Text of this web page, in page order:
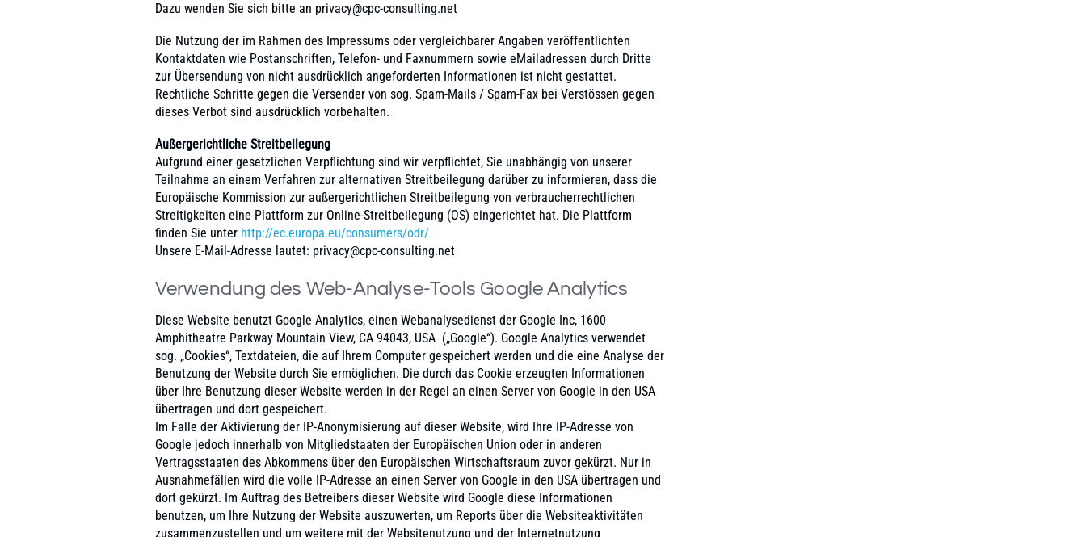
Dazu wenden Sie sich bitte an privacy@cpc-consulting.net
Die Nutzung der im Rahmen des Impressums oder vergleichbarer Angaben veröffentlichten
Kontaktdaten wie Postanschriften, Telefon- und Faxnummern sowie eMailadressen durch Dritte
zur Übersendung von nicht ausdrücklich angeforderten Informationen ist nicht gestattet.
Rechtliche Schritte gegen die Versender von sog. Spam-Mails / Spam-Fax bei Verstössen gegen
dieses Verbot sind ausdrücklich vorbehalten.
Außergerichtliche Streitbeilegung
Aufgrund einer gesetzlichen Verpflichtung sind wir verpflichtet, Sie unabhängig von unserer
Teilnahme an einem Verfahren zur alternativen Streitbeilegung darüber zu informieren, dass die
Europäische Kommission zur außergerichtlichen Streitbeilegung von verbraucherrechtlichen
Streitigkeiten eine Plattform zur Online-Streitbeilegung (OS) eingerichtet hat. Die Plattform
finden Sie unter http://ec.europa.eu/consumers/odr/
Unsere E-Mail-Adresse lautet: privacy@cpc-consulting.net
Verwendung des Web-Analyse-Tools Google Analytics
Diese Website benutzt Google Analytics, einen Webanalysedienst der Google Inc, 1600
Amphitheatre Parkway Mountain View, CA 94043, USA („Google“). Google Analytics verwendet
sog. „Cookies“, Textdateien, die auf Ihrem Computer gespeichert werden und die eine Analyse der
Benutzung der Website durch Sie ermöglichen. Die durch das Cookie erzeugten Informationen
über Ihre Benutzung dieser Website werden in der Regel an einen Server von Google in den USA
übertragen und dort gespeichert.
Im Falle der Aktivierung der IP-Anonymisierung auf dieser Website, wird Ihre IP-Adresse von
Google jedoch innerhalb von Mitgliedstaaten der Europäischen Union oder in anderen
Vertragsstaaten des Abkommens über den Europäischen Wirtschaftsraum zuvor gekürzt. Nur in
Ausnahmefällen wird die volle IP-Adresse an einen Server von Google in den USA übertragen und
dort gekürzt. Im Auftrag des Betreibers dieser Website wird Google diese Informationen
benutzen, um Ihre Nutzung der Website auszuwerten, um Reports über die Websiteaktivitäten
zusammenzustellen und um weitere mit der Websitenutzung und der Internetnutzung